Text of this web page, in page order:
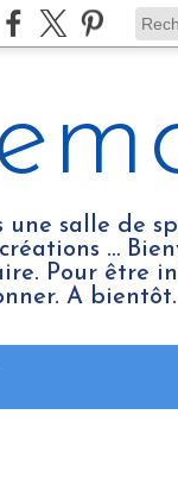
salle de
…
Pour être
A bientôt.